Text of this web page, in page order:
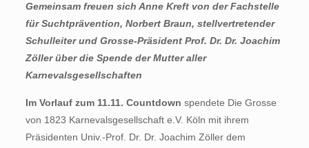
Gemeinsam freuen sich Anne Kreft von der Fachstelle
für Suchtprävention, Norbert Braun, stellvertretender
Schulleiter und Grosse-Präsident Prof. Dr. Dr. Joachim
Zöller über die Spende der Mutter aller
Karnevalsgesellschaften
Im Vorlauf zum 11.11. Countdown spendete Die Grosse
von 1823 Karnevalsgesellschaft e.V. Köln mit ihrem
Präsidenten Univ.-Prof. Dr. Dr. Joachim Zöller dem